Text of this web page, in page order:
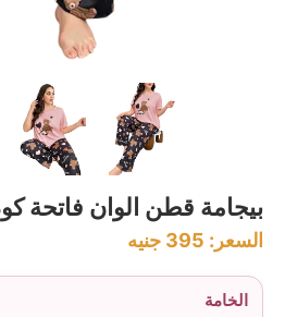
بيجامة قطن الوان فاتحة كود
السعر: 395 جنيه
الخامة